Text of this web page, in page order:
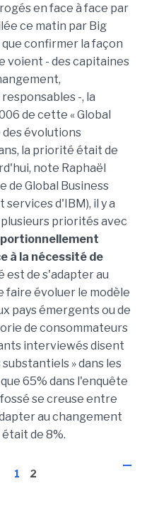
en face à face par
ce matin par Big
confirmer la façon
voient - des capitaines
-, la
de cette « Global
des évolutions
la priorité était de
note Raphaël
de Global Business
d'IBM), il y a
priorités avec
à la nécessité de
est de s'adapter au
faire évoluer le modèle
pays émergents ou de
de consommateurs
interviewés disent
» dans les
65% dans l'enquête
se creuse entre
au changement
de 8%.
1 2